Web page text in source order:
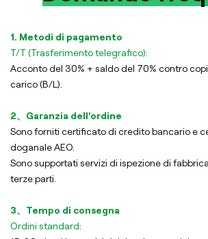
1. Metodi di pagamento
T/T (Trasferimento telegrafico):
Acconto del 30% + saldo del 70% contro
carico (B/L).
2、Garanzia dell'ordine
Sono forniti certificato di credito bancario e
doganale AEO.
Sono supportati servizi di ispezione di
terze parti.
3、Tempo di consegna
Ordini standard: